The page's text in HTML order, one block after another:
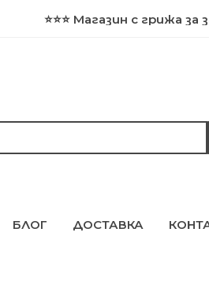
⭐⭐⭐ Магазин с грижа за
БЛОГ ДОСТАВКА